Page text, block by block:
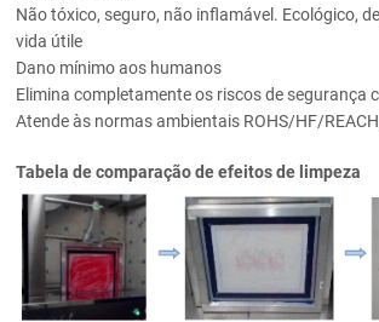
Não tóxico, seguro, não inflamável. Ecológico,
vida útile
Dano mínimo aos humanos
Elimina completamente os riscos de segurança
Atende às normas ambientais ROHS/HF/
Tabela de comparação de efeitos de limpeza